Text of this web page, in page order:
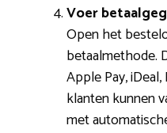
Voer
Open het
betaalmethode.
Apple Pay, iDeal,
klanten kunnen
met